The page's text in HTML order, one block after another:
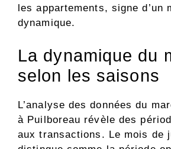
les appartements, signe d’un
dynamique.
La dynamique du
selon les saisons
L’analyse des données du
à Puilboreau révèle des
aux transactions. Le mois de